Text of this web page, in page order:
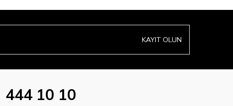
KAYIT OLUN
444 10 10